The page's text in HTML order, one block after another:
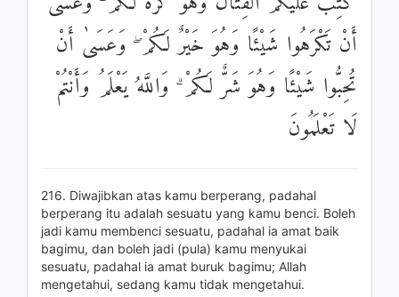
أَنْ تَكْرَهُوا شَيْئًا وَهُوَ خَيْرٌ لَكُمْ ۖ وَعَسَىٰ أَنْ
تُحِبُّوا شَيْئًا وَهُوَ شَرٌّ لَكُمْ ۗ وَاللَّهُ يَعْلَمُ وَأَنْتُمْ
لَا تَعْلَمُونَ
216. Diwajibkan atas kamu berperang, padahal
berperang itu adalah sesuatu yang kamu benci. Boleh
jadi kamu membenci sesuatu, padahal ia amat baik
bagimu, dan boleh jadi (pula) kamu menyukai
sesuatu, padahal ia amat buruk bagimu; Allah
mengetahui, sedang kamu tidak mengetahui.